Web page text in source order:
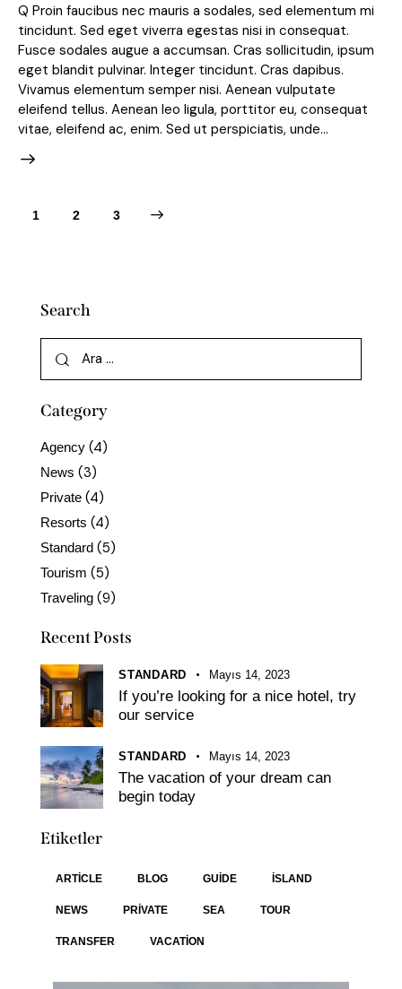
Q Proin faucibus nec mauris a sodales, sed elementum mi
tincidunt. Sed eget viverra egestas nisi in consequat.
Fusce sodales augue a accumsan. Cras sollicitudin, ipsum
eget blandit pulvinar. Integer tincidunt. Cras dapibus.
Vivamus elementum semper nisi. Aenean vulputate
eleifend tellus. Aenean leo ligula, porttitor eu, consequat
vitae, eleifend ac, enim. Sed ut perspiciatis, unde…
1 2 3
Search
Category
Agency (4)
News (3)
Private (4)
Resorts (4)
Standard (5)
Tourism (5)
Traveling (9)
Recent Posts
STANDARD Mayıs 14, 2023
If you’re looking for a nice hotel, try
our service
STANDARD Mayıs 14, 2023
The vacation of your dream can
begin today
Etiketler
ARTICLE BLOG GUIDE ISLAND
NEWS PRIVATE SEA TOUR
TRANSFER VACATION